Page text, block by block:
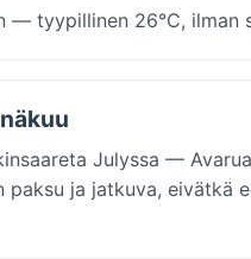
— tyypillinen 26°C, ilman
Julyssa —
ja jatkuva, eivätkä